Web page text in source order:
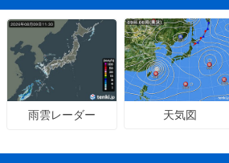
雨雲レーダー 天気図